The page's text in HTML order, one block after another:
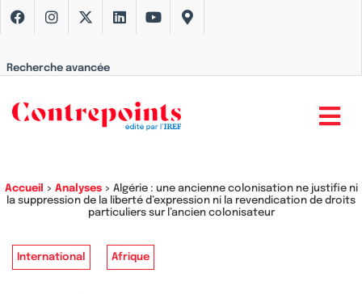
Recherche avancée
Accueil > Analyses> Algérie : une ancienne colonisation ne justifie ni
la suppression de la liberté d’expression ni la revendication de droits
particuliers sur l’ancien colonisateur
International Afrique